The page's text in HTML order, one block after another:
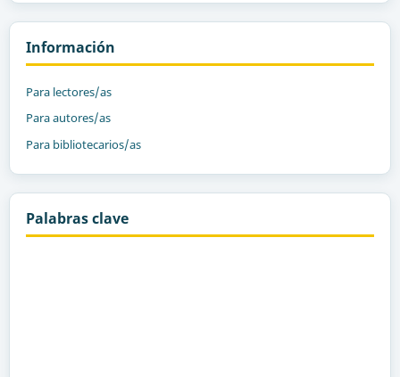
Información
Para lectores/as
Para autores/as
Para bibliotecarios/as
Palabras clave